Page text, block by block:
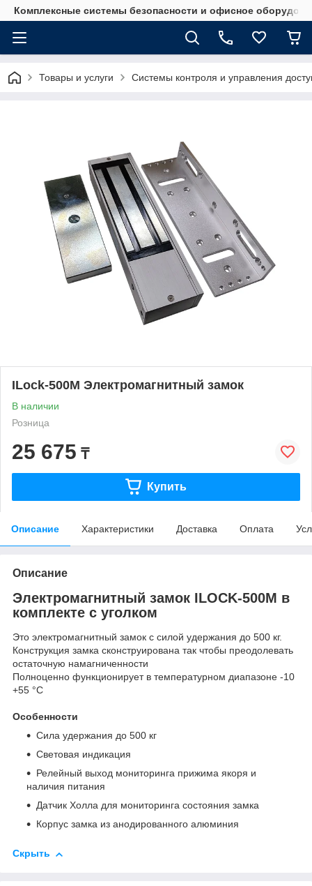
Комплексные системы безопасности и офисное
Товары и услуги Системы контроля и управления
ILock-500M Электромагнитный замок
В наличии
Розница
25 675 ₸
Купить
Описание Характеристики Доставка Оплата
Описание
Электромагнитный замок ILOCK-500M в
комплекте с уголком
Это электромагнитный замок с силой удержания до 500 кг.
Конструкция замка сконструирована так чтобы преодолевать
остаточную намагниченности
Полноценно функционирует в температурном диапазоне -10
+55 °С
Особенности
Сила удержания до 500 кг
Световая индикация
Релейный выход мониторинга прижима якоря и
наличия питания
Датчик Холла для мониторинга состояния замка
Корпус замка из анодированного алюминия
Скрыть